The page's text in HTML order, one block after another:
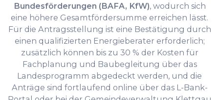
Bundesförderungen (BAFA, KfW), wodurch sich
eine höhere Gesamtfördersumme erreichen lässt.
Für die Antragsstellung ist eine Bestätigung durch
einen qualifizierten Energieberater erforderlich;
zusätzlich können bis zu 30 % der Kosten für
Fachplanung und Baubegleitung über das
Landesprogramm abgedeckt werden, und die
Anträge sind fortlaufend online über das L-Bank-